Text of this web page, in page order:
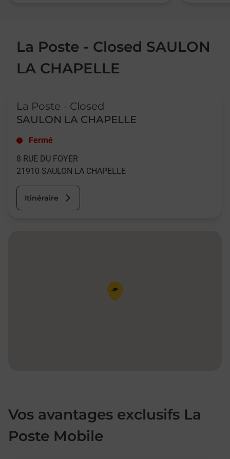
La Poste - Closed SAULON
LA CHAPELLE
La Poste - Closed
SAULON LA CHAPELLE
Fermé
8 RUE DU FOYER
21910 SAULON LA CHAPELLE
Itinéraire
Pin de la carte
Vos avantages exclusifs La
Poste Mobile